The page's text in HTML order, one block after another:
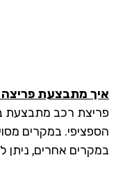
מתבצעת פריצה של
רכב מתבצעת
במקרים
אחרים, ניתן